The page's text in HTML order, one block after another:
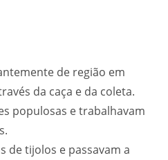
de região em
da caça e da coleta.
populosas e trabalhavam
de tijolos e passavam a